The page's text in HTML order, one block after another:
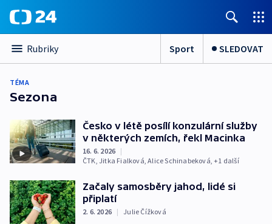
Rubriky Sport SLEDOVAT
TÉMA
Sezona
Česko v létě posílí konzulární služby
v některých zemích, řekl Macinka
16. 6. 2026 |
ČTK, Jitka Fialková,Alice Schinabeková, +1 další
Začaly samosběry jahod, lidé si
připlatí
2. 6. 2026 | Julie Čížková